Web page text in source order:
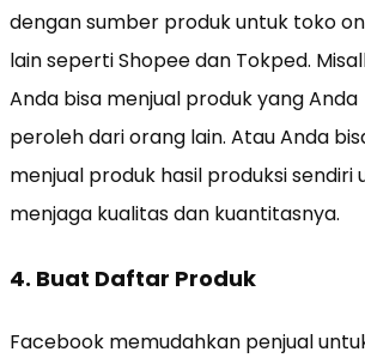
dengan sumber produk untuk toko
lain seperti Shopee dan Tokped.
Anda bisa menjual produk yang Anda
peroleh dari orang lain. Atau Anda
menjual produk hasil produksi sendiri
menjaga kualitas dan kuantitasnya.
4. Buat Daftar Produk
Facebook memudahkan penjual